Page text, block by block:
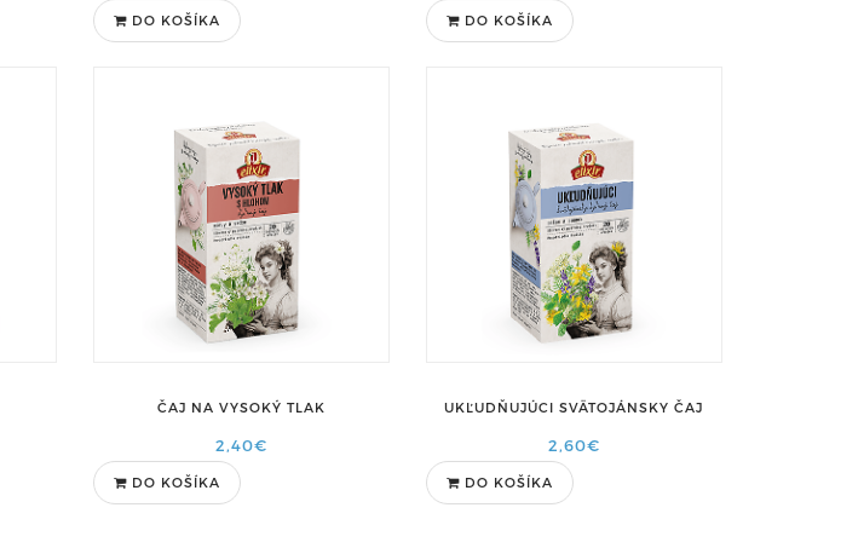
DO KOŠÍKA DO KOŠÍKA
ČAJ NA VYSOKÝ TLAK
2,40€
DO KOŠÍKA
UKĽUDŇUJÚCI SVÄTOJÁNSKY ČAJ
2,60€
DO KOŠÍKA